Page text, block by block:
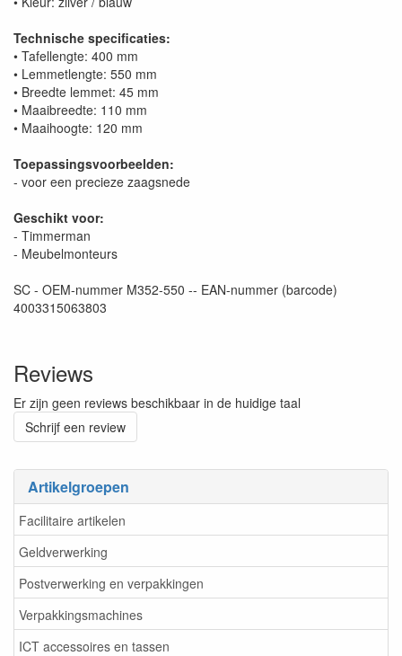
Artikelgroepen
Facilitaire artikelen
Geldverwerking
Postverwerking en verpakkingen
Verpakkingsmachines
ICT accessoires en tassen
Technische specificaties:
• Tafellengte: 400 mm
• Lemmetlengte: 550 mm
• Breedte lemmet: 45 mm
• Maaibreedte: 110 mm
• Maaihoogte: 120 mm
Toepassingsvoorbeelden:
- voor een precieze zaagsnede
Geschikt voor:
- Timmerman
- Meubelmonteurs
SC - OEM-nummer M352-550 -- EAN-nummer (barcode)
4003315063803
Reviews
Er zijn geen reviews beschikbaar in de huidige taal
Schrijf een review